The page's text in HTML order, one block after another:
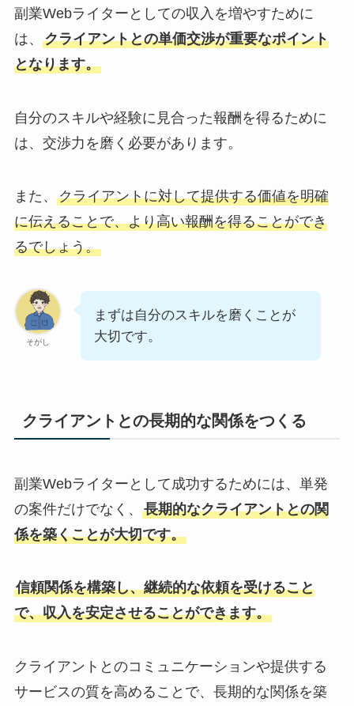
副業Webライターとしての収入を増やすために
は、 クライアントとの単価交渉が重要なポイント
となります。
自分のスキルや経験に見合った報酬を得るために
は、交渉力を磨く必要があります。
また、 クライアントに対して提供する価値を明確
に伝えることで、より高い報酬を得ることができ
るでしょう。
そがし
まずは自分のスキルを磨くことが
大切です。
クライアントとの長期的な関係をつくる
副業Webライターとして成功するためには、単発
の案件だけでなく、 長期的なクライアントとの関
係を築くことが大切です。
信頼関係を構築し、継続的な依頼を受けること
で、収入を安定させることができます。
クライアントとのコミュニケーションや提供する
サービスの質を高めることで、長期的な関係を築